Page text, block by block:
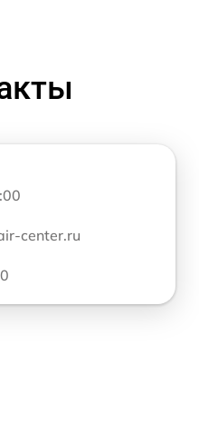
center.ru